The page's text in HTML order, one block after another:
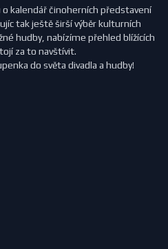
kalendář činoherních představení
tak ještě širší výběr kulturních
hudby, nabízíme přehled blížících
za to navštívit.
do světa divadla a hudby!